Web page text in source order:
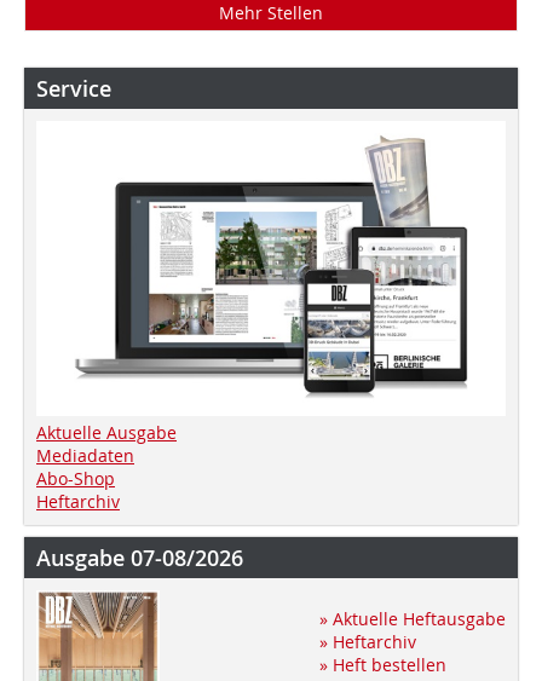
Mehr Stellen
Service
Aktuelle Ausgabe
Mediadaten
Abo-Shop
Heftarchiv
Ausgabe 07-08/2026
» Aktuelle Heftausgabe
» Heftarchiv
» Heft bestellen